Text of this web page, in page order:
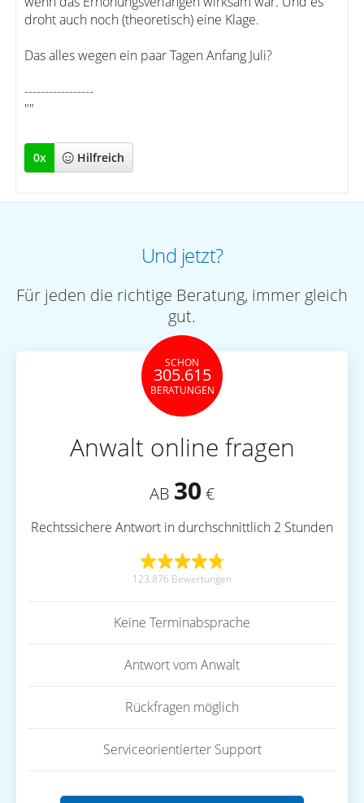
droht auch noch (theoretisch) eine Klage.
Das alles wegen ein paar Tagen Anfang Juli?
-----------------
""
0x Hilfreich
Und jetzt?
Für jeden die richtige Beratung, immer gleich
gut.
SCHON
305.615
BERATUNGEN
Anwalt online fragen
AB 30 €
Rechtssichere Antwort in durchschnittlich 2 Stunden
123.876 Bewertungen
Keine Terminabsprache
Antwort vom Anwalt
Rückfragen möglich
Serviceorientierter Support